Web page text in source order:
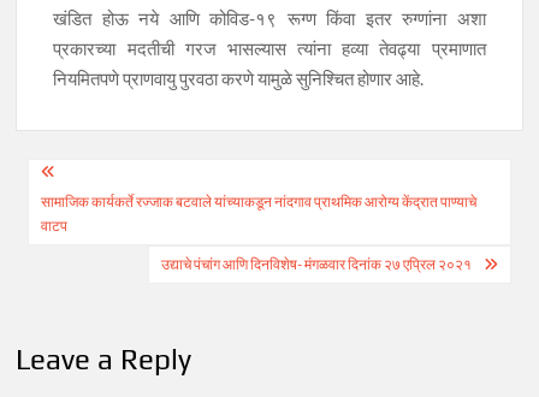
खंडित होऊ नये आणि कोविड-१९ रूग्ण किंवा इतर रुग्णांना अशा
प्रकारच्या मदतीची गरज भासल्यास त्यांना हव्या तेवढ्या प्रमाणात
नियमितपणे प्राणवायु पुरवठा करणे यामुळे सुनिश्चित होणार आहे.
Post
navigation
सामाजिक कार्यकर्ते रज्जाक बटवाले यांच्याकडून नांदगाव प्राथमिक आरोग्य केंद्रात पाण्याचे
वाटप
उद्याचे पंचांग आणि दिनविशेष- मंगळवार दिनांक २७ एप्रिल २०२१
Leave a Reply